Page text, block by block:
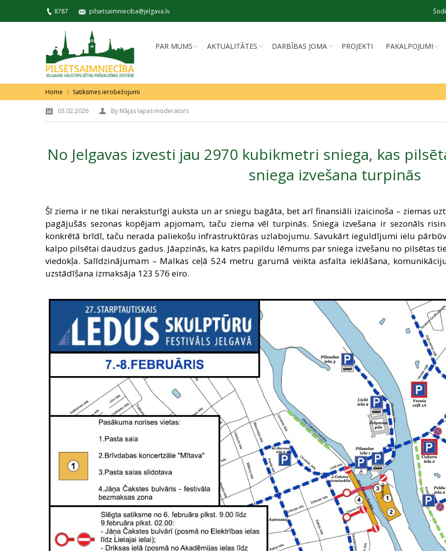
8787 pilsetsaimnieciba@jelgava.lv
PAR MUMS AKTUALITĀTES DARBĪBAS JOMA PROJEKTI PAKALPOJUMI
You are here:
Home Satiksmes ierobežojumi
03.02.2026 By Mājas lapas moderators
No Jelgavas izvesti jau 2970 kubikmetri sniega, kas
sniega izvešana turpinās
Šī ziema ir ne tikai neraksturīgi auksta un ar sniegu bagāta, bet arī finansiāli izaicinoša – ziemas
pagājušās sezonas kopējam apjomam, taču ziema vēl turpinās. Sniega izvešana ir sezonāls
konkrētā brīdī, taču nerada paliekošu infrastruktūras uzlabojumu. Savukārt ieguldījumi ielu
kalpo pilsētai daudzus gadus. Jāapzinās, ka katrs papildu lēmums par sniega izvešanu no pilsētas
viedokļa. Salīdzinājumam – Malkas ceļā 524 metru garumā veikta asfalta ieklāšana,
uzstādīšana izmaksāja 123 576 eiro.